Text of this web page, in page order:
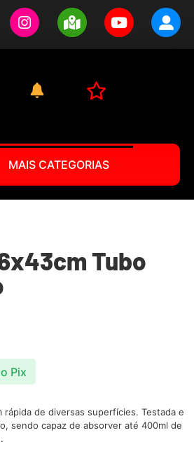
MAIS CATEGORIAS
Tubo
Pix
de diversas superfícies. Testada e
sendo capaz de absorver até 400ml de